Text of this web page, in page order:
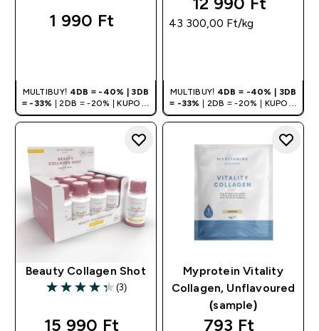
1 990 Ft‎
MULTIBUY! 4DB = -40% | 3DB
= -33%
| 2DB = -20% | KUPON:
DEALHU
43 300,00 Ft‎/kg
MULTIBUY! 4DB = -40% | 3DB
= -33%
| 2DB = -20% | KUPON:
DEALHU
Beauty Collagen Shot
4.33 out of 5 stars
(3)
15 990 Ft‎
Myprotein Vitality
Collagen, Unflavoured
(sample)
793 Ft‎